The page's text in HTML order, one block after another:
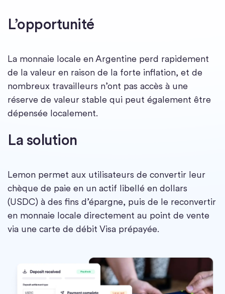
L’opportunité
La monnaie locale en Argentine perd rapidement
de la valeur en raison de la forte inflation, et de
nombreux travailleurs n’ont pas accès à une
réserve de valeur stable qui peut également être
dépensée localement.
La solution
Lemon permet aux utilisateurs de convertir leur
chèque de paie en un actif libellé en dollars
(USDC) à des fins d’épargne, puis de le reconvertir
en monnaie locale directement au point de vente
via une carte de débit Visa prépayée.